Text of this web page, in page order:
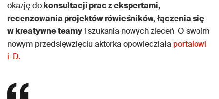
okazję do konsultacji prac z ekspertami,
recenzowania projektów rówieśników, łączenia się
w kreatywne teamy i szukania nowych zleceń. O swoim
nowym przedsięwzięciu aktorka opowiedziała portalowi
i-D.